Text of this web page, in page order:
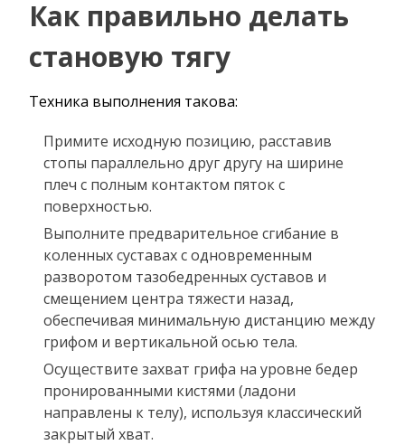
Как правильно делать
становую тягу
Техника выполнения такова:
Примите исходную позицию, расставив
стопы параллельно друг другу на ширине
плеч с полным контактом пяток с
поверхностью.
Выполните предварительное сгибание в
коленных суставах с одновременным
разворотом тазобедренных суставов и
смещением центра тяжести назад,
обеспечивая минимальную дистанцию между
грифом и вертикальной осью тела.
Осуществите захват грифа на уровне бедер
пронированными кистями (ладони
направлены к телу), используя классический
закрытый хват.